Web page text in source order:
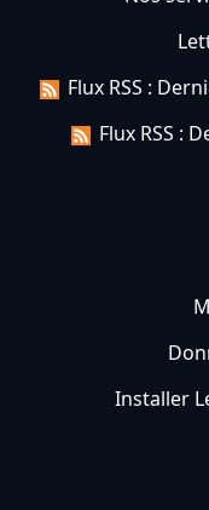
Flux RSS :
Flux RSS :
Installer